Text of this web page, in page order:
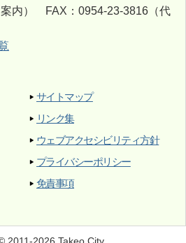
内） FAX：0954-23-3816（代
サイトマップ
リンク集
ウェブアクセシビリティ方針
プライバシーポリシー
免責事項